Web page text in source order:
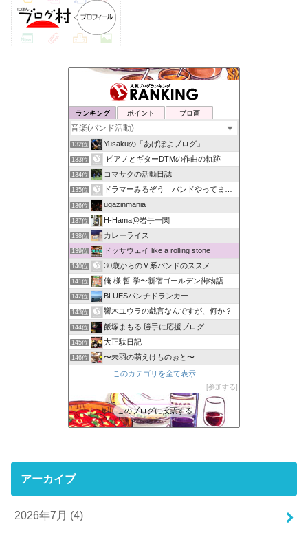
ランキング ポイント ブロ画
132位 Yusakuの「あげぽよブログ」
133位 ピアノとギターDTMの作曲の軌跡
134位 コマサクの活動日誌
135位 ドラマーみるぞう バンドやってまするぅ
136位 ugazinmania
137位 H-Hama@岩手一関
138位 カレーライス
139位 ドッサウェイ like a rolling stone
140位 30歳からのＶ系バンドのススメ
141位 俺 様 哲 学〜新宿ゴールデン街物語
142位 BLUESパンチドランカー
143位 響木ユウラの戯言なんですが、何か？
144位 飯塚まもる 勝手に応援ブログ
145位 大正駄日記
146位 〜未羽の萌えけものぉと〜
このカテゴリを全て表示
参加する
このブログに投票する
アーカイブ
2026年7月 (4)